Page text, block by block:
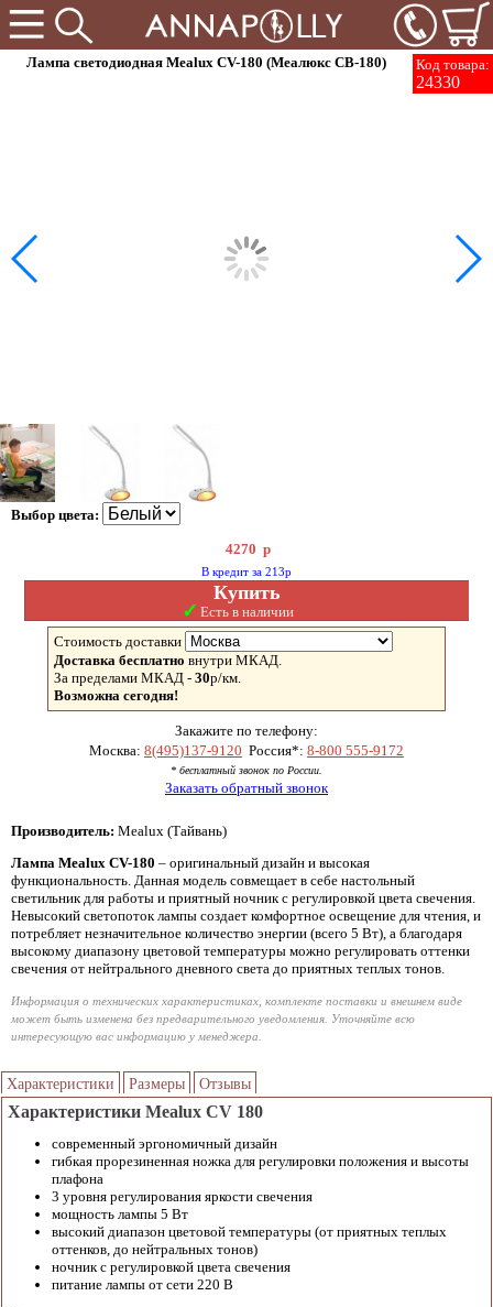
Код товара:
24330
Лампа светодиодная Mealux CV-180 (Меалюкс CВ-180)
Выбор цвета:
4270 р
В кредит за 213р
Купить
✓ Есть в наличии
Стоимость доставки
Доставка бесплатно внутри МКАД.
За пределами МКАД - 30р/км.
Возможна сегодня!
Закажите по телефону:
Москва: 8(495)137-9120 Россия*: 8-800 555-9172
* бесплатный звонок по России.
Заказать обратный звонок
Производитель: Mealux (Тайвань)
Лампа Mealux CV-180 – оригинальный дизайн и высокая
функциональность. Данная модель совмещает в себе настольный
светильник для работы и приятный ночник с регулировкой цвета свечения.
Невысокий светопоток лампы создает комфортное освещение для чтения, и
потребляет незначительное количество энергии (всего 5 Вт), а благодаря
высокому диапазону цветовой температуры можно регулировать оттенки
свечения от нейтрального дневного света до приятных теплых тонов.
Информация о технических характеристиках, комплекте поставки и внешнем виде
может быть изменена без предварительного уведомления. Уточняйте всю
интересующую вас информацию у менеджера.
Характеристики Размеры Отзывы
Характеристики Mealux CV 180
современный эргономичный дизайн
гибкая прорезиненная ножка для регулировки положения и высоты
плафона
3 уровня регулирования яркости свечения
мощность лампы 5 Вт
высокий диапазон цветовой температуры (от приятных теплых
оттенков, до нейтральных тонов)
ночник с регулировкой цвета свечения
питание лампы от сети 220 В